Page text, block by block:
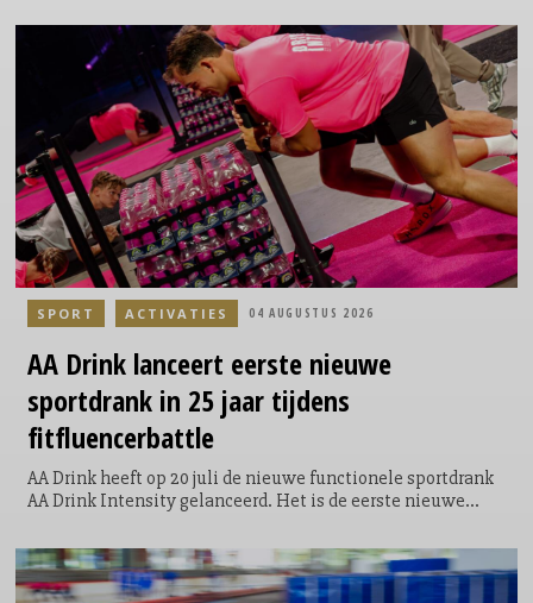
een extra ronde te lopen door het Philips Stadion. Een
symbolische, maar krachtige toevoeging aan hun race; niet
voor zichzelf, maar voor een ander. Door de extra ronde te
lopen kunnen de lopers geld ophalen en direct bijdragen
aan een goed doel. Voor elke loper die door het Philips
Stadion loopt, doneert ASML €5.
AA Drink lanceert eerste nieuwe
sportdrank in 25 jaar tijdens
fitfluencerbattle
AA Drink heeft op 20 juli de nieuwe functionele sportdrank
AA Drink Intensity gelanceerd. Het is de eerste nieuwe
assortiment toevoegt. De introductie vond plaats tijdens de
allereerste AA Drink Intensity Games: een speciaal
ontwikkelde sportwedstrijd waarin twintig fitfluencers,
SPORT ACTIVATIES 04 AUGUSTUS 2026